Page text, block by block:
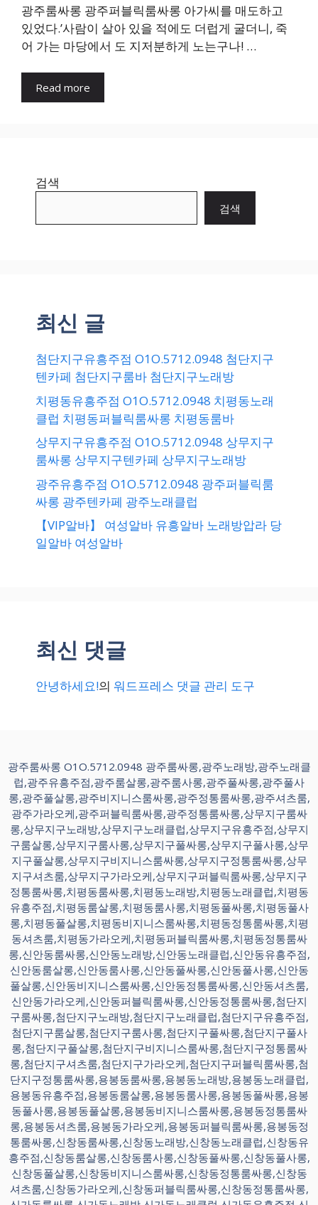
광주룸싸롱 광주퍼블릭룸싸롱 아가씨를 매도하고
있었다.’사람이 살아 있을 적에도 더럽게 굴더니, 죽
어 가는 마당에서 도 지저분하게 노는구나! …
Read more
검색
검색
최신 글
첨단지구유흥주점 O1O.5712.0948 첨단지구
텐카페 첨단지구룸바 첨단지구노래방
치평동유흥주점 O1O.5712.0948 치평동노래
클럽 치평동퍼블릭룸싸롱 치평동룸바
상무지구유흥주점 O1O.5712.0948 상무지구
룸싸롱 상무지구텐카페 상무지구노래방
광주유흥주점 O1O.5712.0948 광주퍼블릭룸
싸롱 광주텐카페 광주노래클럽
【VIP알바】 여성알바 유흥알바 노래방압라 당
일알바 여성알바
최신 댓글
안녕하세요!의 워드프레스 댓글 관리 도구
광주룸싸롱 O1O.5712.0948 광주룸싸롱,광주노래방,광주노래클
럽,광주유흥주점,광주룸살롱,광주룸사롱,광주풀싸롱,광주풀사
롱,광주풀살롱,광주비지니스룸싸롱,광주정통룸싸롱,광주셔츠룸,
광주가라오케,광주퍼블릭룸싸롱,광주정통룸싸롱,상무지구룸싸
롱,상무지구노래방,상무지구노래클럽,상무지구유흥주점,상무지
구룸살롱,상무지구룸사롱,상무지구풀싸롱,상무지구풀사롱,상무
지구풀살롱,상무지구비지니스룸싸롱,상무지구정통룸싸롱,상무
지구셔츠룸,상무지구가라오케,상무지구퍼블릭룸싸롱,상무지구
정통룸싸롱,치평동룸싸롱,치평동노래방,치평동노래클럽,치평동
유흥주점,치평동룸살롱,치평동룸사롱,치평동풀싸롱,치평동풀사
롱,치평동풀살롱,치평동비지니스룸싸롱,치평동정통룸싸롱,치평
동셔츠룸,치평동가라오케,치평동퍼블릭룸싸롱,치평동정통룸싸
롱,신안동룸싸롱,신안동노래방,신안동노래클럽,신안동유흥주점,
신안동룸살롱,신안동룸사롱,신안동풀싸롱,신안동풀사롱,신안동
풀살롱,신안동비지니스룸싸롱,신안동정통룸싸롱,신안동셔츠룸,
신안동가라오케,신안동퍼블릭룸싸롱,신안동정통룸싸롱,첨단지
구룸싸롱,첨단지구노래방,첨단지구노래클럽,첨단지구유흥주점,
첨단지구룸살롱,첨단지구룸사롱,첨단지구풀싸롱,첨단지구풀사
롱,첨단지구풀살롱,첨단지구비지니스룸싸롱,첨단지구정통룸싸
롱,첨단지구셔츠룸,첨단지구가라오케,첨단지구퍼블릭룸싸롱,첨
단지구정통룸싸롱,용봉동룸싸롱,용봉동노래방,용봉동노래클럽,
용봉동유흥주점,용봉동룸살롱,용봉동룸사롱,용봉동풀싸롱,용봉
동풀사롱,용봉동풀살롱,용봉동비지니스룸싸롱,용봉동정통룸싸
롱,용봉동셔츠룸,용봉동가라오케,용봉동퍼블릭룸싸롱,용봉동정
통룸싸롱,신창동룸싸롱,신창동노래방,신창동노래클럽,신창동유
흥주점,신창동룸살롱,신창동룸사롱,신창동풀싸롱,신창동풀사롱,
신창동풀살롱,신창동비지니스룸싸롱,신창동정통룸싸롱,신창동
셔츠룸,신창동가라오케,신창동퍼블릭룸싸롱,신창동정통룸싸롱,